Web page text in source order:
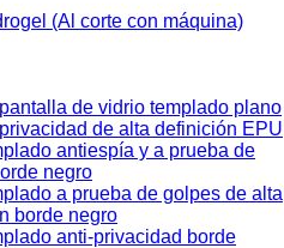
(Al corte con máquina)
de vidrio templado plano
de alta definición EPU
antiespía y a prueba de
negro
a prueba de golpes de alta
borde negro
anti-privacidad borde